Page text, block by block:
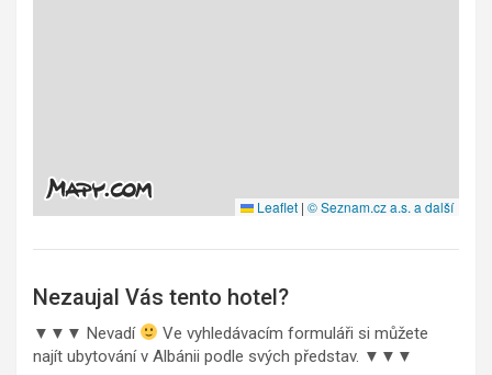
Leaflet | © Seznam.cz a.s. a další
Nezaujal Vás tento hotel?
▼▼▼ Nevadí
Ve vyhledávacím formuláři si můžete
najít ubytování v Albánii podle svých představ. ▼▼▼